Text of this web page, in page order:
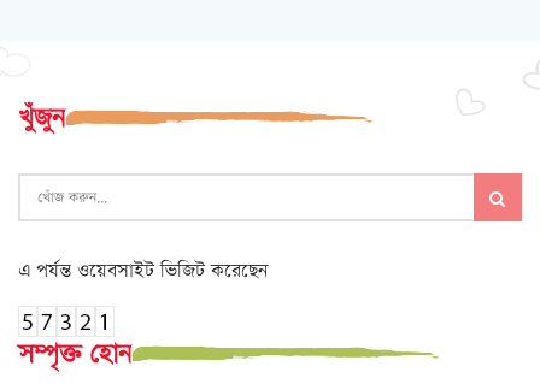
খুঁজুন
এ পর্যন্ত ওয়েবসাইট ভিজিট করেছেন
সম্পৃক্ত হোন